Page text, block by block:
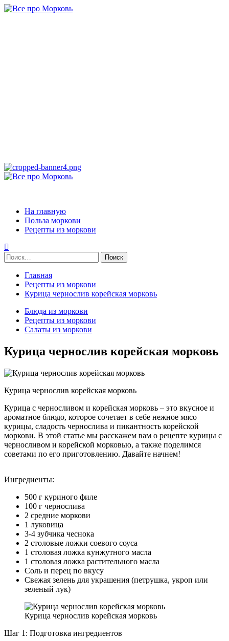
Перейти
Основное
На главную
Польза моркови
Рецепты из моркови
Найти:
Главная
Рецепты из моркови
Курица чернослив корейская морковь
Блюда из моркови
Рецепты из моркови
Салаты из моркови
Курица чернослив корейская морковь
Курица чернослив корейская морковь
Курица с черносливом и корейская морковь – это вкусное и
ароматное блюдо, которое сочетает в себе нежное мясо
курицы, сладость чернослива и пикантность корейской
моркови. В этой статье мы расскажем вам о рецепте курицы с
черносливом и корейской морковью, а также поделимся
советами по его приготовлению. Давайте начнем!
Ингредиенты:
500 г куриного филе
100 г чернослива
2 средние моркови
1 луковица
3-4 зубчика чеснока
2 столовые ложки соевого соуса
1 столовая ложка кунжутного масла
1 столовая ложка растительного масла
Соль и перец по вкусу
Свежая зелень для украшения (петрушка, укроп или
зеленый лук)
Курица чернослив корейская морковь
Шаг 1: Подготовка ингредиентов